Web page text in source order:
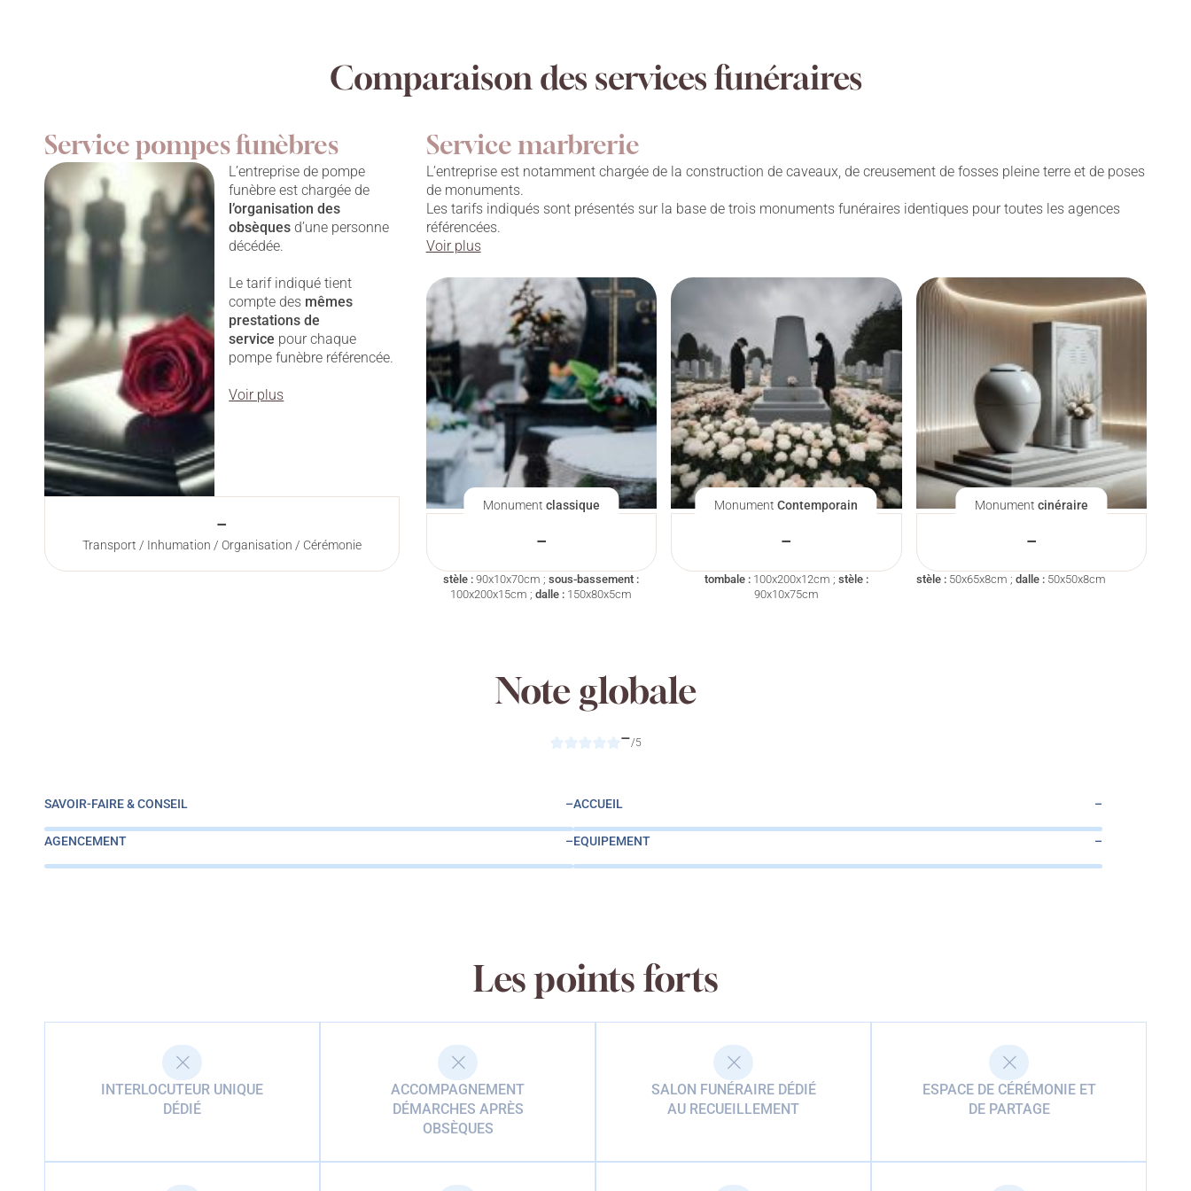
Comparaison des services funéraires
Service pompes funèbres
L’entreprise de pompe
funèbre est chargée de
l’organisation des
obsèques d’une personne
décédée.
Le tarif indiqué tient
compte des mêmes
prestationsde
service pour chaque
pompe funèbre référencée.
Voir plus
–
Transport / Inhumation / Organisation / Cérémonie
Service marbrerie
L’entreprise est notamment chargée de la construction de caveaux, de creusement de fosses pleine terre et de poses
de monuments.
Les tarifs indiqués sont présentés sur la base de trois monuments funéraires identiques pour toutes les agences
référencées.
Voir plus
Monument classique
–
stèle : 90x10x70cm ;sous-bassement :
100x200x15cm ;dalle : 150x80x5cm
MonumentContemporain
–
tombale :100x200x12cm ; stèle :
90x10x75cm
Monument cinéraire
–
stèle :50x65x8cm ; dalle :50x50x8cm
Note globale
–/5
SAVOIR-FAIRE & CONSEIL –ACCUEIL –
AGENCEMENT –EQUIPEMENT –
Les points forts
INTERLOCUTEUR UNIQUE
DÉDIÉ
ACCOMPAGNEMENT
DÉMARCHES APRÈS
OBSÈQUES
SALON FUNÉRAIRE DÉDIÉ
AU RECUEILLEMENT
ESPACE DE CÉRÉMONIE ET
DE PARTAGE